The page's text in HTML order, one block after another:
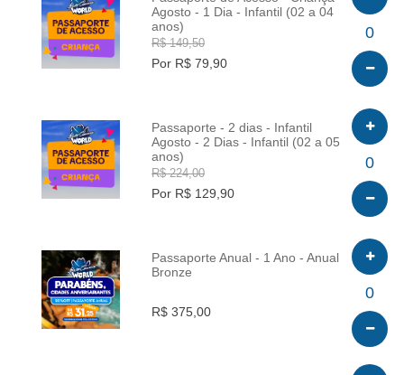
INFO
Agosto - 1 Dia - Infantil (02 a 04
anos)
R$ 149,50
Por R$ 79,90
0
INFO
Passaporte - 2 dias - Infantil
Agosto - 2 Dias - Infantil (02 a 05
anos)
R$ 224,00
Por R$ 129,90
0
INFO
Passaporte Anual - 1 Ano - Anual
Bronze
R$ 375,00
0